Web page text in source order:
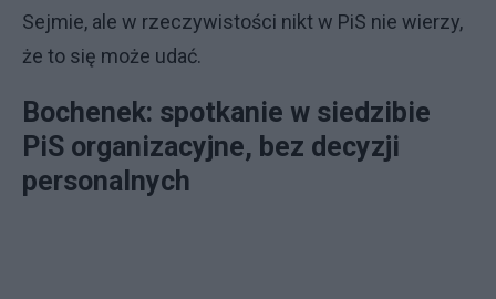
Sejmie, ale w rzeczywistości nikt w PiS nie wierzy,
że to się może udać.
Bochenek: spotkanie w siedzibie
PiS organizacyjne, bez decyzji
personalnych